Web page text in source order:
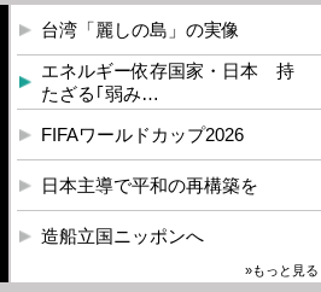
台湾「麗しの島」の実像
エネルギー依存国家・日本 持
たざる｢弱み…
FIFAワールドカップ2026
日本主導で平和の再構築を
造船立国ニッポンへ
»もっと見る